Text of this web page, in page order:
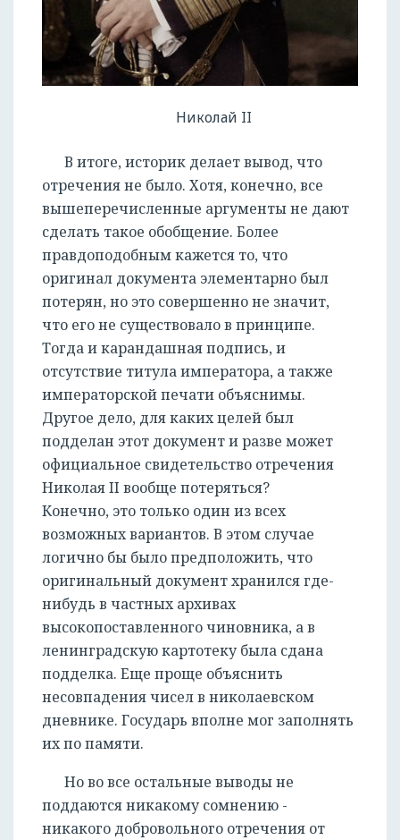
Николай II
В итоге, историк делает вывод, что
отречения не было. Хотя, конечно, все
вышеперечисленные аргументы не дают
сделать такое обобщение. Более
правдоподобным кажется то, что
оригинал документа элементарно был
потерян, но это совершенно не значит,
что его не существовало в принципе.
Тогда и карандашная подпись, и
отсутствие титула императора, а также
императорской печати объяснимы.
Другое дело, для каких целей был
подделан этот документ и разве может
официальное свидетельство отречения
Николая II вообще потеряться?
Конечно, это только один из всех
возможных вариантов. В этом случае
логично бы было предположить, что
оригинальный документ хранился где-
нибудь в частных архивах
высокопоставленного чиновника, а в
ленинградскую картотеку была сдана
подделка. Еще проще объяснить
несовпадения чисел в николаевском
дневнике. Государь вполне мог заполнять
их по памяти.
Но во все остальные выводы не
поддаются никакому сомнению -
никакого добровольного отречения от